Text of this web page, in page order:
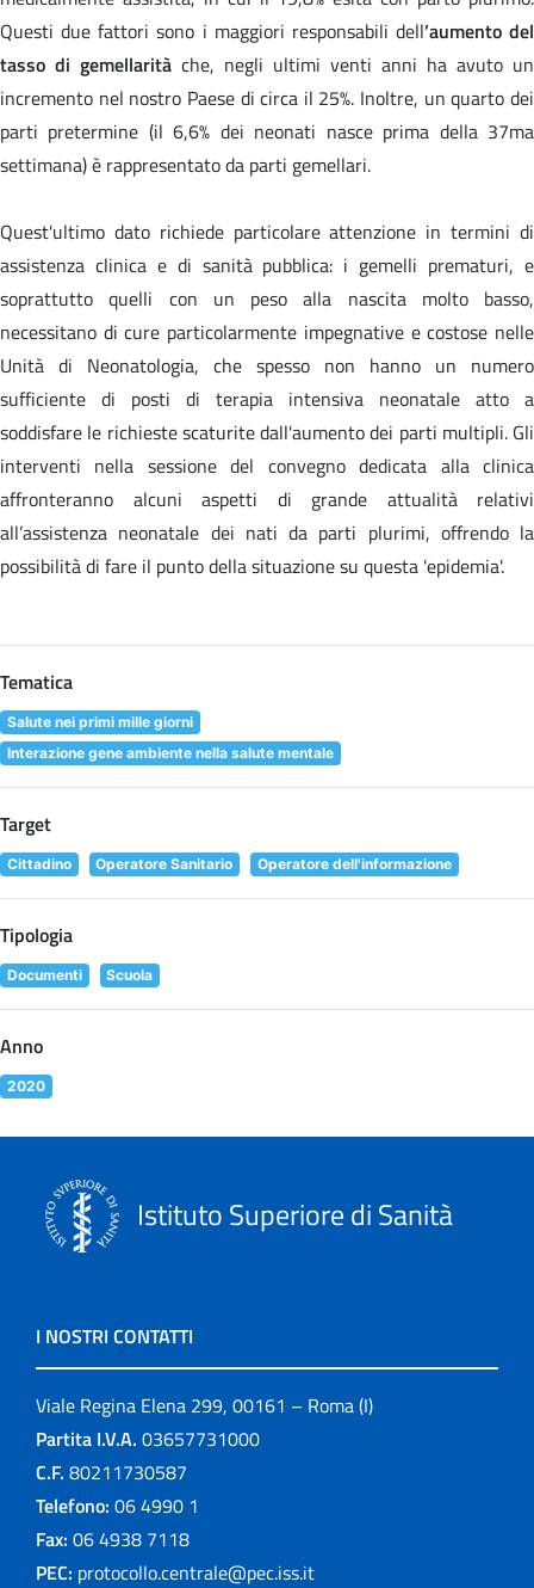
Questi due fattori sono i maggiori responsabili dell’aumento del
tasso di gemellarità che, negli ultimi venti anni ha avuto un
incremento nel nostro Paese di circa il 25%. Inoltre, un quarto dei
parti pretermine (il 6,6% dei neonati nasce prima della 37ma
settimana) è rappresentato da parti gemellari.
Quest'ultimo dato richiede particolare attenzione in termini di
assistenza clinica e di sanità pubblica: i gemelli prematuri, e
soprattutto quelli con un peso alla nascita molto basso,
necessitano di cure particolarmente impegnative e costose nelle
Unità di Neonatologia, che spesso non hanno un numero
sufficiente di posti di terapia intensiva neonatale atto a
soddisfare le richieste scaturite dall'aumento dei parti multipli. Gli
interventi nella sessione del convegno dedicata alla clinica
affronteranno alcuni aspetti di grande attualità relativi
all’assistenza neonatale dei nati da parti plurimi, offrendo la
possibilità di fare il punto della situazione su questa 'epidemia'.
Tematica
Salute nei primi mille giorni
Interazione gene ambiente nella salute mentale
Target
Cittadino Operatore Sanitario Operatore dell'informazione
Tipologia
Documenti Scuola
Anno
2020
Istituto Superiore di Sanità
I NOSTRI CONTATTI
Viale Regina Elena 299, 00161 – Roma (I)
Partita I.V.A. 03657731000
C.F. 80211730587
Telefono: 06 4990 1
Fax: 06 4938 7118
PEC: protocollo.centrale@pec.iss.it